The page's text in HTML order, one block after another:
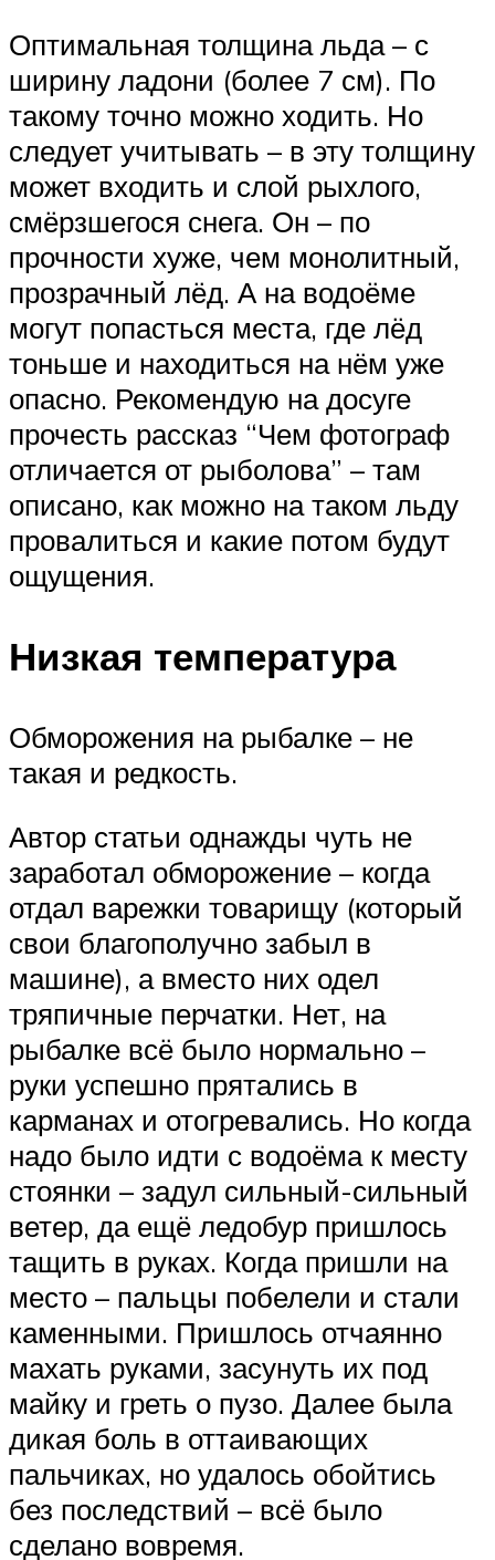
Оптимальная толщина льда – с
ширину ладони (более 7 см). По
такому точно можно ходить. Но
следует учитывать – в эту толщину
может входить и слой рыхлого,
смёрзшегося снега. Он – по
прочности хуже, чем монолитный,
прозрачный лёд. А на водоёме
могут попасться места, где лёд
тоньше и находиться на нём уже
опасно. Рекомендую на досуге
прочесть рассказ “Чем фотограф
отличается от рыболова” – там
описано, как можно на таком льду
провалиться и какие потом будут
ощущения.
Низкая температура
Обморожения на рыбалке – не
такая и редкость.
Автор статьи однажды чуть не
заработал обморожение – когда
отдал варежки товарищу (который
свои благополучно забыл в
машине), а вместо них одел
тряпичные перчатки. Нет, на
рыбалке всё было нормально –
руки успешно прятались в
карманах и отогревались. Но когда
надо было идти с водоёма к месту
стоянки – задул сильный-сильный
ветер, да ещё ледобур пришлось
тащить в руках. Когда пришли на
место – пальцы побелели и стали
каменными. Пришлось отчаянно
махать руками, засунуть их под
майку и греть о пузо. Далее была
дикая боль в оттаивающих
пальчиках, но удалось обойтись
без последствий – всё было
сделано вовремя.